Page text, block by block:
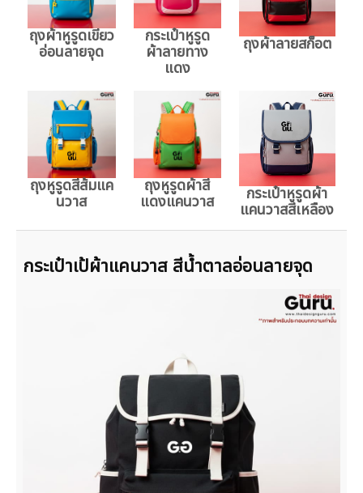
ถุงผ้าหูรูดเขียว
อ่อนลายจุด
กระเป๋าหูรูด
ผ้าลายทาง
แดง
ถุงผ้าลายสก็อต
ถุงหูรูดสีส้มแค
นวาส
ถุงหูรูดผ้าสี
แดงแคนวาส กระเป๋าหูรูดผ้า
แคนวาสสีเหลือง
กระเป๋าเป้ผ้าแคนวาส สีน้ำตาลอ่อนลายจุด